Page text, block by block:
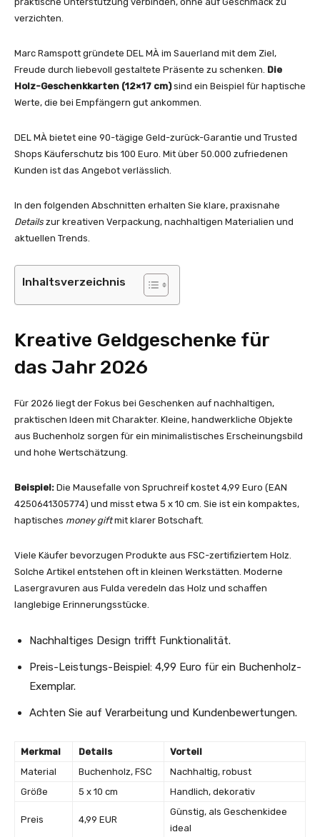
verzichten.
Marc Ramspott gründete DEL MÀ im Sauerland mit dem Ziel,
Freude durch liebevoll gestaltete Präsente zu schenken. Die
Holz-Geschenkkarten (12×17 cm)sind ein Beispiel für haptische
Werte, die bei Empfängern gut ankommen.
DEL MÀ bietet eine 90-tägige Geld-zurück-Garantie und Trusted
Shops Käuferschutz bis 100 Euro. Mit über 50.000 zufriedenen
Kunden ist das Angebot verlässlich.
In den folgenden Abschnitten erhalten Sie klare, praxisnahe
Details zur kreativen Verpackung, nachhaltigen Materialien und
aktuellen Trends.
Inhaltsverzeichnis
Kreative Geldgeschenke für
das Jahr 2026
Für 2026 liegt der Fokus bei Geschenken auf nachhaltigen,
praktischen Ideen mit Charakter. Kleine, handwerkliche Objekte
aus Buchenholz sorgen für ein minimalistisches Erscheinungsbild
und hohe Wertschätzung.
Beispiel: Die Mausefalle von Spruchreif kostet 4,99 Euro (EAN
4250641305774) und misst etwa 5 x 10 cm. Sie ist ein kompaktes,
haptisches money giftmit klarer Botschaft.
Viele Käufer bevorzugen Produkte aus FSC-zertifiziertem Holz.
Solche Artikel entstehen oft in kleinen Werkstätten. Moderne
Lasergravuren aus Fulda veredeln das Holz und schaffen
langlebige Erinnerungsstücke.
Nachhaltiges Design trifft Funktionalität.
Preis-Leistungs-Beispiel: 4,99 Euro für ein Buchenholz-
Exemplar.
Achten Sie auf Verarbeitung und Kundenbewertungen.
Merkmal Details
Vorteil
Material
Buchenholz, FSC
Nachhaltig, robust
Größe
5 x 10 cm Handlich, dekorativ
Preis 4,99 EUR
Günstig, als Geschenkidee
ideal